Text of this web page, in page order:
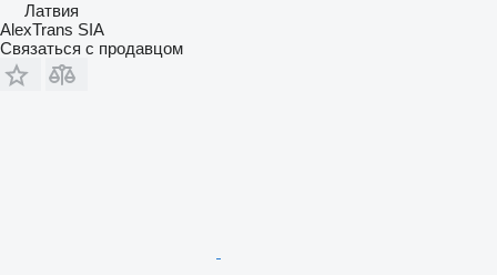
Латвия
AlexTrans SIA
Связаться с продавцом